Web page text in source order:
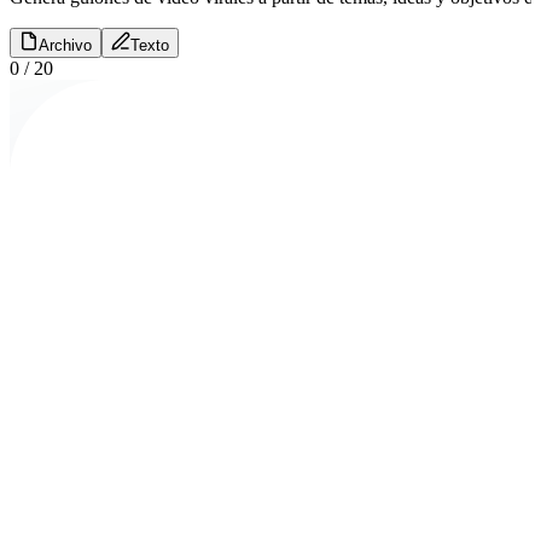
Archivo Texto
0 / 20